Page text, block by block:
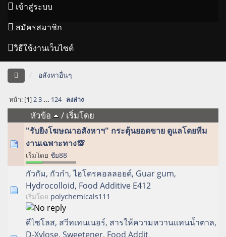
เข้าสู่ระบบ
สมัครสมาชิก
วิธีใช้งานเว็บไซต์
อสังหาอื่นๆ
หน้า: [1]2 3 ... 124 ลงล่าง
หัวข้อ / เริ่มโดย
"รับยิงโฆษณาอสังหาฯ" กระตุ้นยอดขาย ดูแลโดยทีม
งานเฉพาะทาง💯
เริ่มโดย ชัย88
กัวกัม, กัวกำ, ไฮโดรคอลลอยด์, Guar gum,
Hydrocolloid, Food Additive E412
เริ่มโดย polychemicals111
ดีไซโลส, สวีทเทนเนอร์, สารให้ความหวานแทนน้ำตาล,
D-Xylose, Sweetener, Food Addit